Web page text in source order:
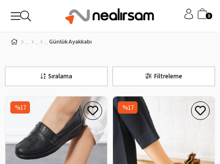
0
Günlük Ayakkabı
Filtreleme
Sıralama
%17 %17